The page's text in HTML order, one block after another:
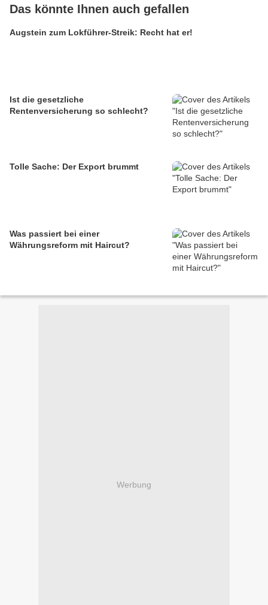
Das könnte Ihnen auch gefallen
Augstein zum Lokführer-Streik: Recht hat er!
Ist die gesetzliche
Rentenversicherung so schlecht?
Tolle Sache: Der Export brummt
Was passiert bei einer
Währungsreform mit Haircut?
Werbung